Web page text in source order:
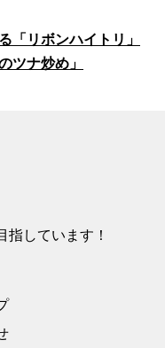
「リボンハイトリ」
ツナ炒め」
指しています！